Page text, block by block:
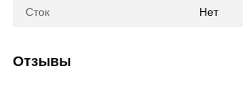
Сток Нет
Отзывы